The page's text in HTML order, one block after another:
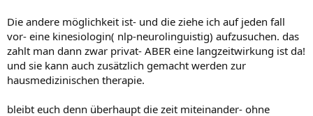
Die andere möglichkeit ist- und die ziehe ich auf jeden fall
vor- eine kinesiologin( nlp-neurolinguistig) aufzusuchen. das
zahlt man dann zwar privat- ABER eine langzeitwirkung ist da!
und sie kann auch zusätzlich gemacht werden zur
hausmedizinischen therapie.
bleibt euch denn überhaupt die zeit miteinander- ohne